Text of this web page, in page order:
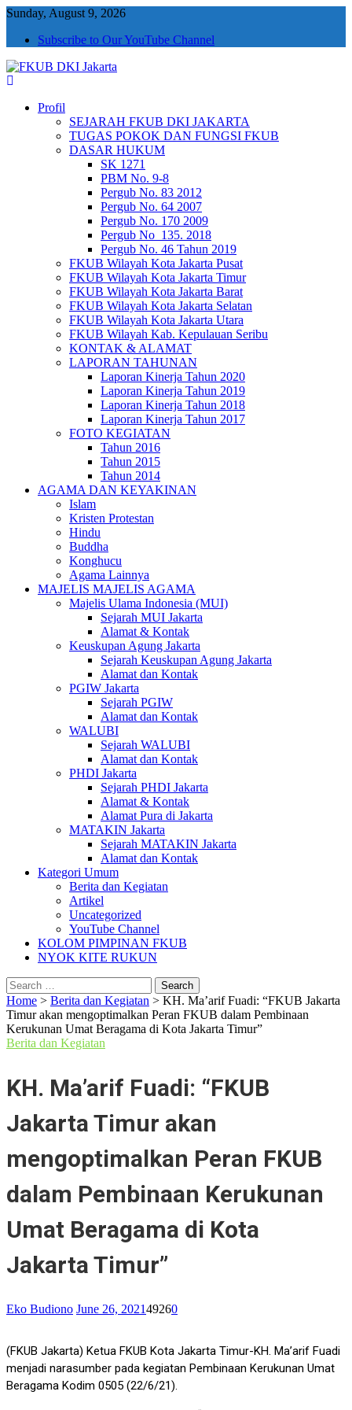
Sunday, August 9, 2026
Subscribe to Our YouTube Channel
Profil
SEJARAH FKUB DKI JAKARTA
TUGAS POKOK DAN FUNGSI FKUB
DASAR HUKUM
SK 1271
PBM No. 9-8
Pergub No. 83 2012
Pergub No. 64 2007
Pergub No. 170 2009
Pergub No_135. 2018
Pergub No. 46 Tahun 2019
FKUB Wilayah Kota Jakarta Pusat
FKUB Wilayah Kota Jakarta Timur
FKUB Wilayah Kota Jakarta Barat
FKUB Wilayah Kota Jakarta Selatan
FKUB Wilayah Kota Jakarta Utara
FKUB Wilayah Kab. Kepulauan Seribu
KONTAK & ALAMAT
LAPORAN TAHUNAN
Laporan Kinerja Tahun 2020
Laporan Kinerja Tahun 2019
Laporan Kinerja Tahun 2018
Laporan Kinerja Tahun 2017
FOTO KEGIATAN
Tahun 2016
Tahun 2015
Tahun 2014
AGAMA DAN KEYAKINAN
Islam
Kristen Protestan
Hindu
Buddha
Konghucu
Agama Lainnya
MAJELIS MAJELIS AGAMA
Majelis Ulama Indonesia (MUI)
Sejarah MUI Jakarta
Alamat & Kontak
Keuskupan Agung Jakarta
Sejarah Keuskupan Agung Jakarta
Alamat dan Kontak
PGIW Jakarta
Sejarah PGIW
Alamat dan Kontak
WALUBI
Sejarah WALUBI
Alamat dan Kontak
PHDI Jakarta
Sejarah PHDI Jakarta
Alamat & Kontak
Alamat Pura di Jakarta
MATAKIN Jakarta
Sejarah MATAKIN Jakarta
Alamat dan Kontak
Kategori Umum
Berita dan Kegiatan
Artikel
Uncategorized
YouTube Channel
KOLOM PIMPINAN FKUB
NYOK KITE RUKUN
Search
for:
Home > Berita dan Kegiatan > KH. Ma’arif Fuadi: “FKUB Jakarta
Timur akan mengoptimalkan Peran FKUB dalam Pembinaan
Kerukunan Umat Beragama di Kota Jakarta Timur”
Berita dan Kegiatan
KH. Ma’arif Fuadi: “FKUB
Jakarta Timur akan
mengoptimalkan Peran FKUB
dalam Pembinaan Kerukunan
Umat Beragama di Kota
Jakarta Timur”
Eko Budiono June 26, 202149260
(FKUB Jakarta) Ketua FKUB Kota Jakarta Timur-KH. Ma’arif Fuadi
menjadi narasumber pada kegiatan Pembinaan Kerukunan Umat
Beragama Kodim 0505 (22/6/21).